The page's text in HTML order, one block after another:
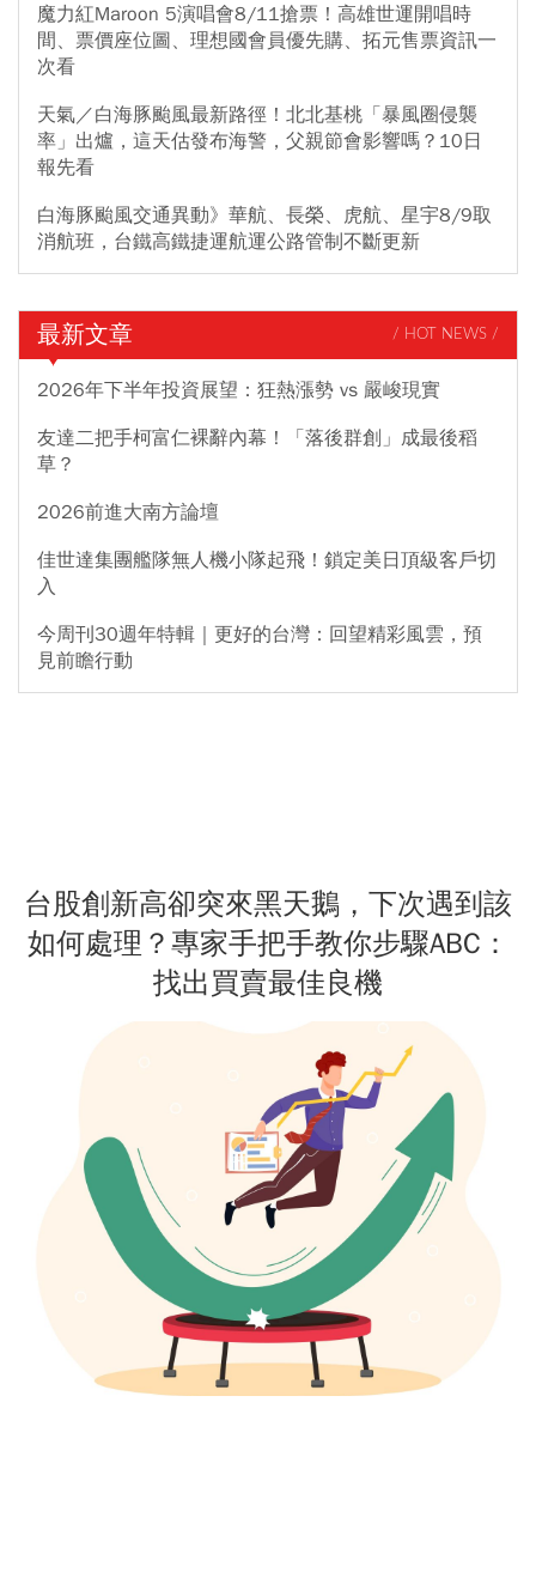
魔力紅Maroon 5演唱會8/11搶票！高雄世運開唱時
間、票價座位圖、理想國會員優先購、拓元售票資訊一
次看
天氣／白海豚颱風最新路徑！北北基桃「暴風圈侵襲
率」出爐，這天估發布海警，父親節會影響嗎？10日
報先看
白海豚颱風交通異動》華航、長榮、虎航、星宇8/9取
消航班，台鐵高鐵捷運航運公路管制不斷更新
最新文章 / HOT NEWS /
2026年下半年投資展望：狂熱漲勢 vs 嚴峻現實
友達二把手柯富仁裸辭內幕！「落後群創」成最後稻
草？
2026前進大南方論壇
佳世達集團艦隊無人機小隊起飛！鎖定美日頂級客戶切
入
今周刊30週年特輯｜更好的台灣：回望精彩風雲，預
見前瞻行動
台股創新高卻突來黑天鵝，下次遇到該
如何處理？專家手把手教你步驟ABC：
找出買賣最佳良機